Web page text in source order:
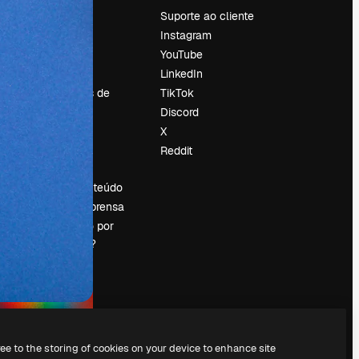
Preços
Sobre nós
Emprego
Tendências de
Slidesgo
Vender conteúdo
Sala de imprensa
Procurando por
magnific.ai?
Suporte ao cliente
Instagram
YouTube
LinkedIn
TikTok
Discord
X
Reddit
to the storing of cookies on your device to enhance site